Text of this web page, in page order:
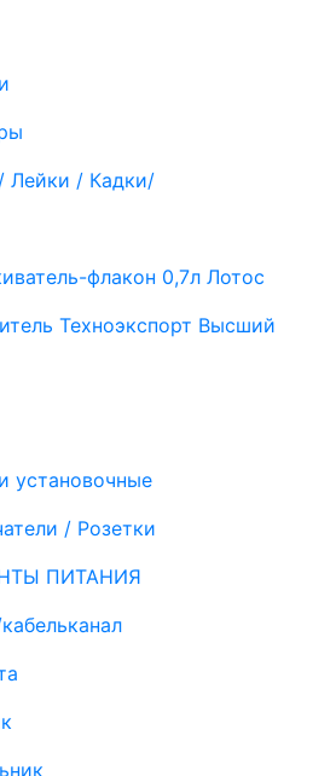
Лейки / Кадки/
флакон 0,7л Лотос
Техноэкспорт Высший
установочные
/ Розетки
ПИТАНИЯ